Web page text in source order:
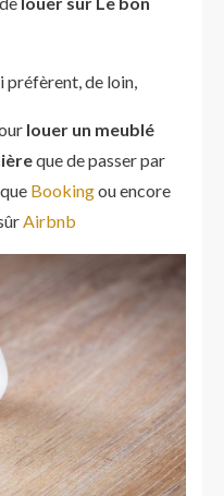
préfèrent, de loin,
louer un meublé
que de passer par
Bookingou encore
Airbnb